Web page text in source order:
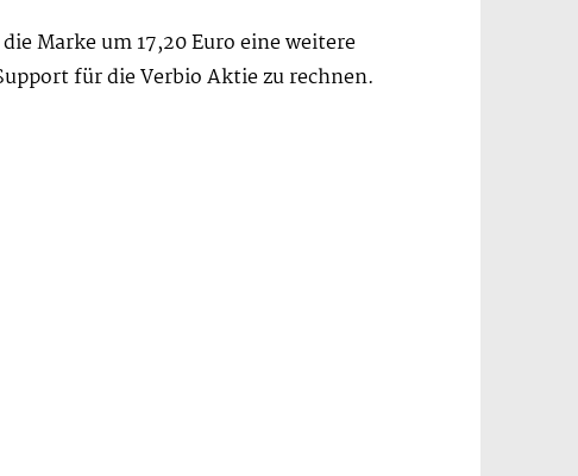
Marke um 17,20 Euro eine weitere
für die Verbio Aktie zu rechnen.